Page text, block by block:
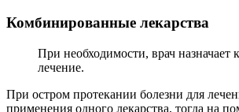
Комбинированные лекарства
При необходимости, врач назначает
лечение.
При остром протекании болезни для
применения одного лекарства, тогда на